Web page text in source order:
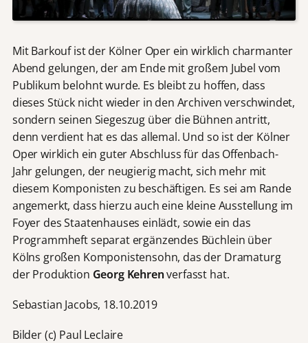
Mit Barkouf ist der Kölner Oper ein wirklich charmanter
Abend gelungen, der am Ende mit großem Jubel vom
Publikum belohnt wurde. Es bleibt zu hoffen, dass
dieses Stück nicht wieder in den Archiven verschwindet,
sondern seinen Siegeszug über die Bühnen antritt,
denn verdient hat es das allemal. Und so ist der Kölner
Oper wirklich ein guter Abschluss für das Offenbach-
Jahr gelungen, der neugierig macht, sich mehr mit
diesem Komponisten zu beschäftigen. Es sei am Rande
angemerkt, dass hierzu auch eine kleine Ausstellung im
Foyer des Staatenhauses einlädt, sowie ein das
Programmheft separat ergänzendes Büchlein über
Kölns großen Komponistensohn, das der Dramaturg
der Produktion Georg Kehrenverfasst hat.
Sebastian Jacobs, 18.10.2019
Bilder (c) Paul Leclaire